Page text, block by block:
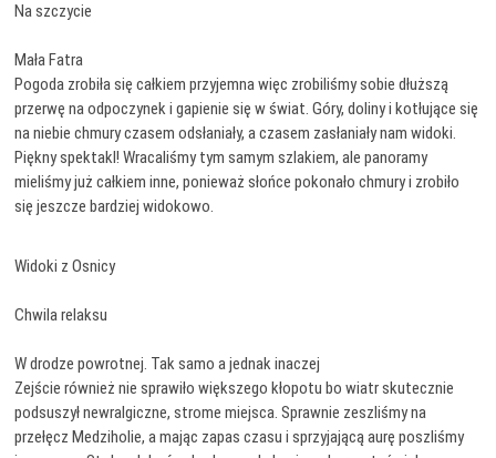
Na szczycie
Mała Fatra
Pogoda zrobiła się całkiem przyjemna więc zrobiliśmy sobie dłuższą
przerwę na odpoczynek i gapienie się w świat. Góry, doliny i kotłujące się
na niebie chmury czasem odsłaniały, a czasem zasłaniały nam widoki.
Piękny spektakl! Wracaliśmy tym samym szlakiem, ale panoramy
mieliśmy już całkiem inne, ponieważ słońce pokonało chmury i zrobiło
się jeszcze bardziej widokowo.
Widoki z Osnicy
Chwila relaksu
W drodze powrotnej. Tak samo a jednak inaczej
Zejście również nie sprawiło większego kłopotu bo wiatr skutecznie
podsuszył newralgiczne, strome miejsca. Sprawnie zeszliśmy na
przełęcz Medziholie, a mając zapas czasu i sprzyjającą aurę poszliśmy